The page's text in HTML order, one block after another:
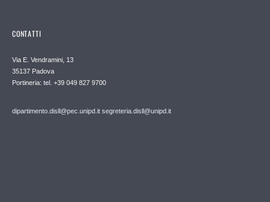
CONTATTI
Via E. Vendramini, 13
35137 Padova
Portineria: tel. +39 049 827 9700
dipartimento.disll@pec.unipd.it segreteria.disll@unipd.it